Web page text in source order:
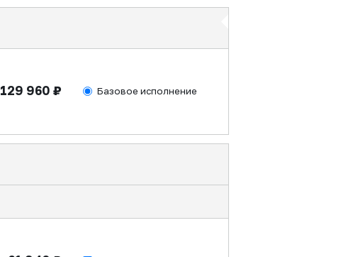
129 960 ₽ Базовое исполнение